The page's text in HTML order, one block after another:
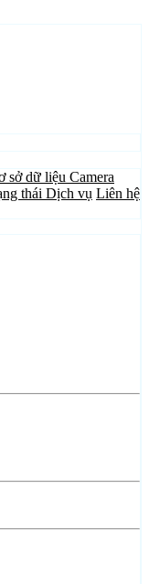
sở dữ liệu Camera
thái Dịch vụ Liên hệ